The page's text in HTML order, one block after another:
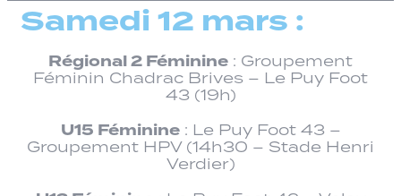
Samedi 12 mars :
Régional 2 Féminine : Groupement
Féminin Chadrac Brives – Le Puy Foot
43 (19h)
U15 Féminine: Le Puy Foot 43 –
Groupement HPV (14h30 – Stade Henri
Verdier)